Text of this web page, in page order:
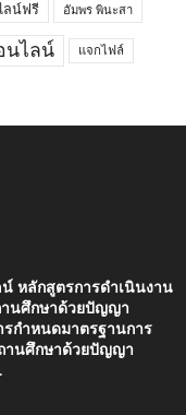
ลน์ฟรี อัมพร พินะสา
นไลน์ แจกไฟล์
หลักสูตรการดำเนินงาน
นศึกษาด้วยปัญญา
กำหนดมาตรฐานการ
านศึกษาด้วยปัญญา